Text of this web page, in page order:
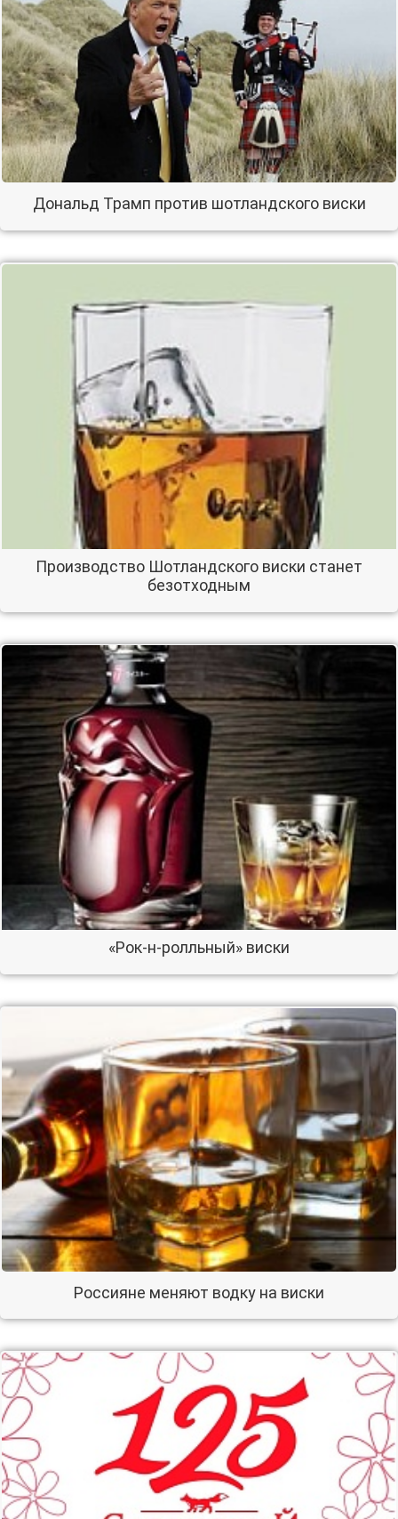
Дональд Трамп против шотландского виски
Производство Шотландского виски станет
безотходным
«Рок-н-ролльный» виски
Россияне меняют водку на виски